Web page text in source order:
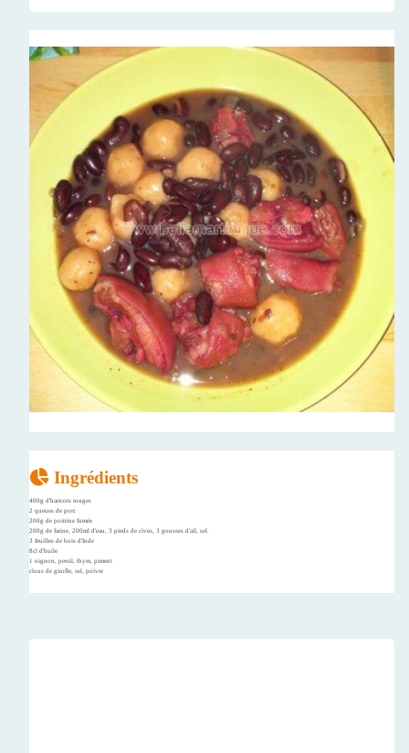
Ingrédients
400g d'haricots rouges
2 queues de porc
200g de poitrine fumée
200g de farine, 200ml d'eau, 3 pieds de cives, 3 gousses d'ail, sel.
3 feuilles de bois d'Inde
8cl d'huile
1 oignon, persil, thym, piment
clous de girofle, sel, poivre